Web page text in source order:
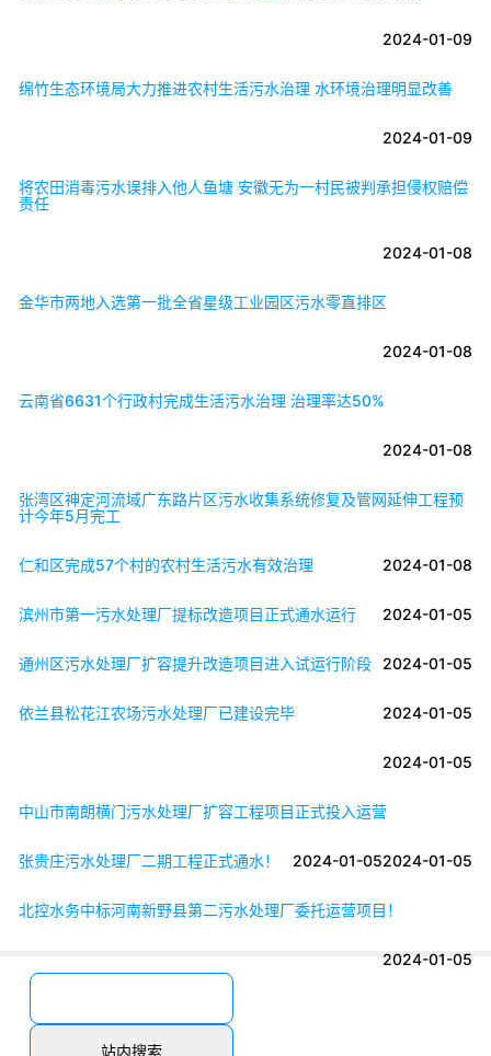
2024-01-09
绵竹生态环境局大力推进农村生活污水治理 水环境治理明显改善
2024-01-09
将农田消毒污水误排入他人鱼塘 安徽无为一村民被判承担侵权赔偿
责任
2024-01-08
金华市两地入选第一批全省星级工业园区污水零直排区
2024-01-08
云南省6631个行政村完成生活污水治理 治理率达50%
2024-01-08
张湾区神定河流域广东路片区污水收集系统修复及管网延伸工程预
计今年5月完工
2024-01-08
仁和区完成57个村的农村生活污水有效治理
2024-01-05
滨州市第一污水处理厂提标改造项目正式通水运行
2024-01-05
通州区污水处理厂扩容提升改造项目进入试运行阶段
2024-01-05
依兰县松花江农场污水处理厂已建设完毕
2024-01-05
中山市南朗横门污水处理厂扩容工程项目正式投入运营
2024-01-05
张贵庄污水处理厂二期工程正式通水！ 2024-01-05
北控水务中标河南新野县第二污水处理厂委托运营项目！
2024-01-05